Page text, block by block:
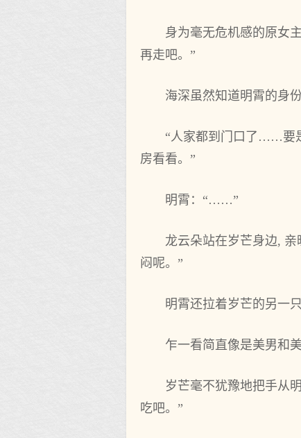
身为毫无危机感的原女
再走吧。”
海深虽然知道明霄的身
“人家都到门口了……要
房看看。”
明霄：“……”
龙云朵站在岁芒身边,
闷呢。”
明霄还拉着岁芒的另一
乍一看简直像是美男和
岁芒毫不犹豫地把手从
吃吧。”